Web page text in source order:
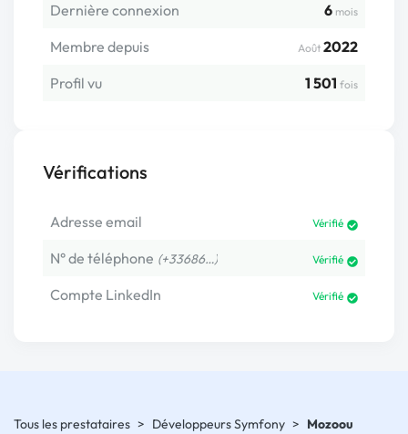
Dernière connexion 6 mois
Membre depuis Août 2022
Profil vu
1 501 fois
Vérifications
Adresse email Vérifié
N° de téléphone (+33686…) Vérifié
Compte LinkedIn Vérifié
Tous les prestataires > Développeurs Symfony > Mozoou